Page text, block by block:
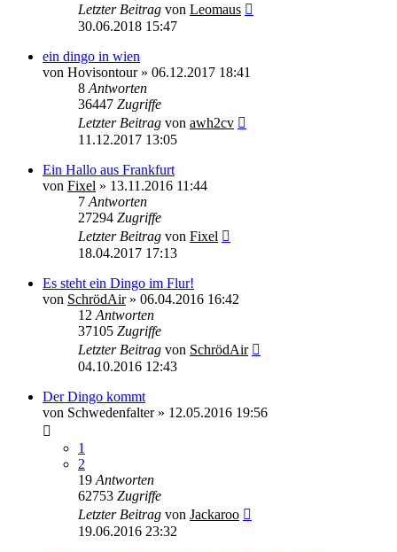
Letzter Beitrag von Leomaus
30.06.2018 15:47
ein dingo in wien
von Hovisontour» 06.12.2017 18:41
8 Antworten
36447 Zugriffe
Letzter Beitrag von awh2cv
11.12.2017 13:05
Ein Hallo aus Frankfurt
von Fixel » 13.11.2016 11:44
7 Antworten
27294 Zugriffe
Letzter Beitrag von Fixel
18.04.2017 17:13
Es steht ein Dingo im Flur!
von SchrödAir» 06.04.2016 16:42
12 Antworten
37105 Zugriffe
Letzter Beitrag von SchrödAir
04.10.2016 12:43
Der Dingo kommt
von Schwedenfalter» 12.05.2016 19:56
1
2
19 Antworten
62753 Zugriffe
Letzter Beitrag von Jackaroo
19.06.2016 23:32